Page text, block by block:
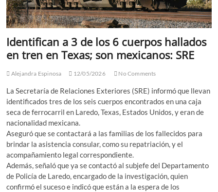
Identifican a 3 de los 6 cuerpos hallados
en tren en Texas; son mexicanos: SRE
Alejandra Espinosa 12/05/2026 No Comments
La Secretaría de Relaciones Exteriores (SRE) informó que llevan
identificados tres de los seis cuerpos encontrados en una caja
seca de ferrocarril en Laredo, Texas, Estados Unidos, y eran de
nacionalidad mexicana.
Aseguró que se contactará a las familias de los fallecidos para
brindar la asistencia consular, como su repatriación, y el
acompañamiento legal correspondiente.
Además, señaló que ya se contactó al subjefe del Departamento
de Policía de Laredo, encargado de la investigación, quien
confirmó el suceso e indicó que están a la espera de los